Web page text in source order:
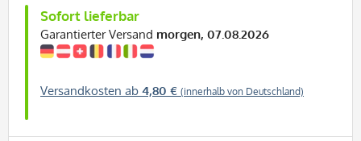
Sofort lieferbar
Garantierter Versand morgen, 07.08.2026
Versandkosten ab 4,80 € (innerhalb von Deutschland)